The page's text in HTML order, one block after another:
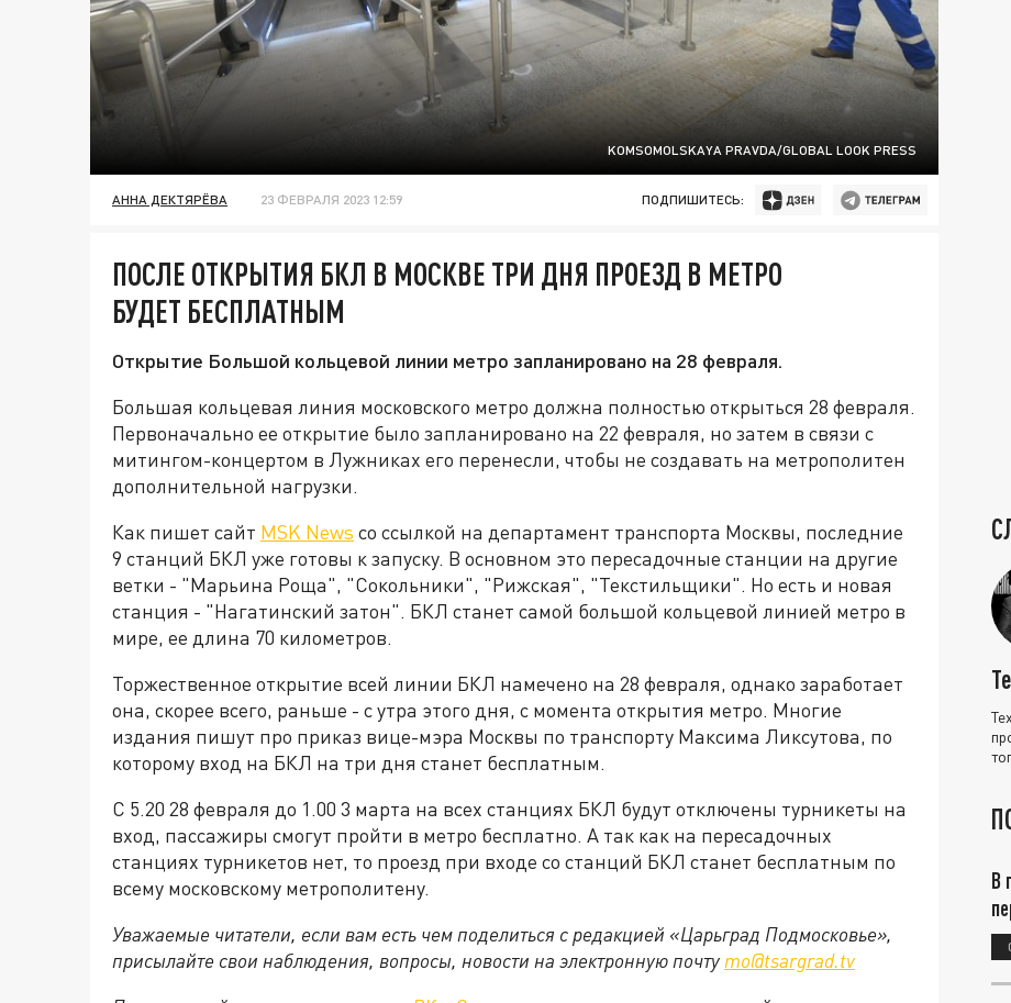
KOMSOMOLSKAYA PRAVDA/GLOBAL LOOK PRESS
АННА ДЕКТЯРЁВА 23 ФЕВРАЛЯ 2023 12:59 ПОДПИШИТЕСЬ:
ПОСЛЕ ОТКРЫТИЯ БКЛ В МОСКВЕ ТРИ ДНЯ ПРОЕЗД В МЕТРО
БУДЕТ БЕСПЛАТНЫМ
Открытие Большой кольцевой линии метро запланировано на 28 февраля.
Большая кольцевая линия московского метро должна полностью открыться 28 февраля.
Первоначально ее открытие было запланировано на 22 февраля, но затем в связи с
митингом-концертом в Лужниках его перенесли, чтобы не создавать на метрополитен
дополнительной нагрузки.
Как пишет сайт MSK News со ссылкой на департамент транспорта Москвы, последние
9 станций БКЛ уже готовы к запуску. В основном это пересадочные станции на другие
ветки - "Марьина Роща", "Сокольники", "Рижская", "Текстильщики". Но есть и новая
станция - "Нагатинский затон". БКЛ станет самой большой кольцевой линией метро в
мире, ее длина 70 километров.
Торжественное открытие всей линии БКЛ намечено на 28 февраля, однако заработает
она, скорее всего, раньше - с утра этого дня, с момента открытия метро. Многие
издания пишут про приказ вице-мэра Москвы по транспорту Максима Ликсутова, по
которому вход на БКЛ на три дня станет бесплатным.
С 5.20 28 февраля до 1.00 3 марта на всех станциях БКЛ будут отключены турникеты на
вход, пассажиры смогут пройти в метро бесплатно. А так как на пересадочных
станциях турникетов нет, то проезд при входе со станций БКЛ станет бесплатным по
всему московскому метрополитену.
Уважаемые читатели, если вам есть чем поделиться с редакцией «Царьград Подмосковье»,
присылайте свои наблюдения, вопросы, новости на электронную почту mo@tsargrad.tv
В